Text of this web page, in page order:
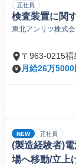
正社員
検査装置に関
東北アンリツ株式
〒963-0215福
月給26万
NEW 正社員
(製造経験者)
場へ移動/立上